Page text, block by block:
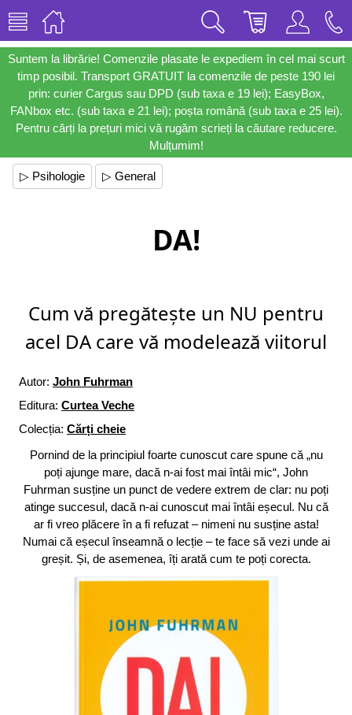
Suntem la librărie! Comenzile plasate le expediem în cel mai scurt
timp posibil. Transport GRATUIT la comenzile de peste 190 lei
prin: curier Cargus sau DPD (sub taxa e 19 lei); EasyBox,
FANbox etc. (sub taxa e 21 lei); poșta română (sub taxa e 25 lei).
Pentru cărți la prețuri mici vă rugăm scrieți la căutare reducere.
Mulțumim!
▷ Psihologie ▷ General
DA!
Cum vă pregătește un NU pentru
acel DA care vă modelează viitorul
Autor: John Fuhrman
Editura: Curtea Veche
Colecția: Cărți cheie
Pornind de la principiul foarte cunoscut care spune că „nu
poți ajunge mare, dacă n-ai fost mai întâi mic“, John
Fuhrman susține un punct de vedere extrem de clar: nu poți
atinge succesul, dacă n-ai cunoscut mai întâi eșecul. Nu că
ar fi vreo plăcere în a fi refuzat – nimeni nu susține asta!
Numai că eșecul înseamnă o lecție – te face să vezi unde ai
greșit. Și, de asemenea, îți arată cum te poți corecta.